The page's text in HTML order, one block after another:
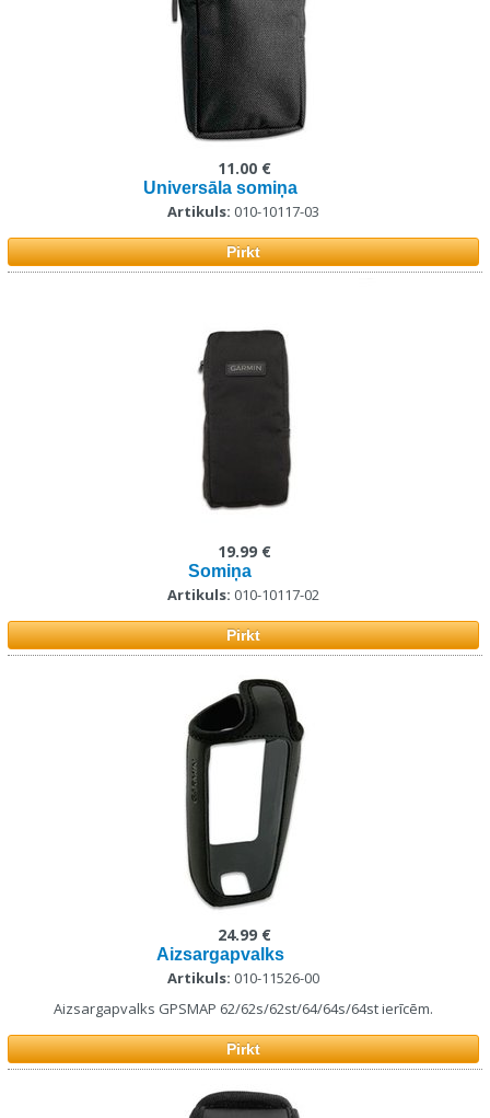
Universāla somiņa
Artikuls: 010-10117-03
11.00 €
Pirkt
Somiņa
Artikuls: 010-10117-02
19.99 €
Pirkt
Aizsargapvalks
Artikuls: 010-11526-00
Aizsargapvalks GPSMAP 62/62s/62st/64/64s/64st ierīcēm.
24.99 €
Pirkt